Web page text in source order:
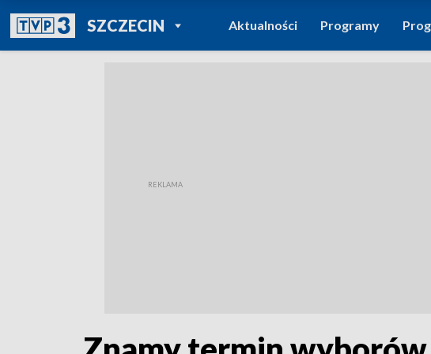
SZCZECINPOWRÓT DO
TVP REGIONY
Aktualności Programy